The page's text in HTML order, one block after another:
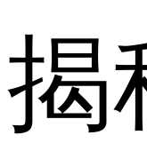
揭